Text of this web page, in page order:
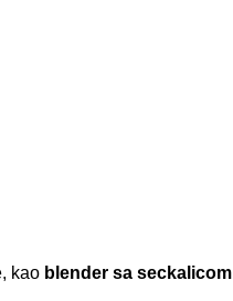
kao blender sa seckalicom